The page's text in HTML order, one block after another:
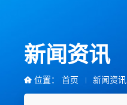
新闻资讯
位置： 首页 新闻资讯